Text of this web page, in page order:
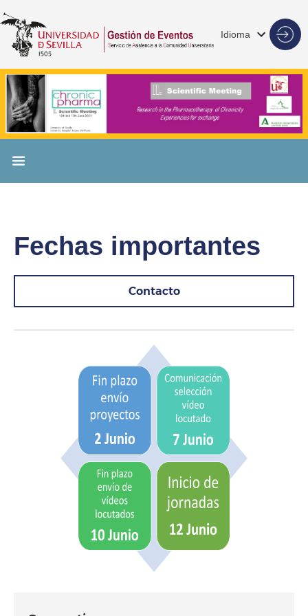
Idioma
Fechas importantes
Contacto